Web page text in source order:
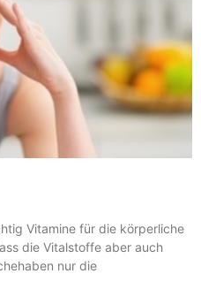
Vitamine für die körperliche
die Vitalstoffe aber auch
nur die